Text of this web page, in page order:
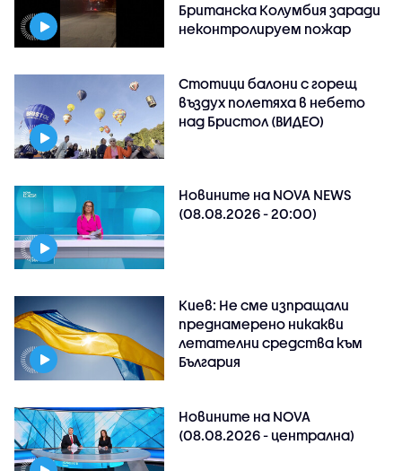
Британска Колумбия заради
неконтролируем пожар
Стотици балони с горещ
въздух полетяха в небето
над Бристол (ВИДЕО)
Новините на NOVA NEWS
(08.08.2026 - 20:00)
Киев: Не сме изпращали
преднамерено никакви
летателни средства към
България
Новините на NOVA
(08.08.2026 - централна)